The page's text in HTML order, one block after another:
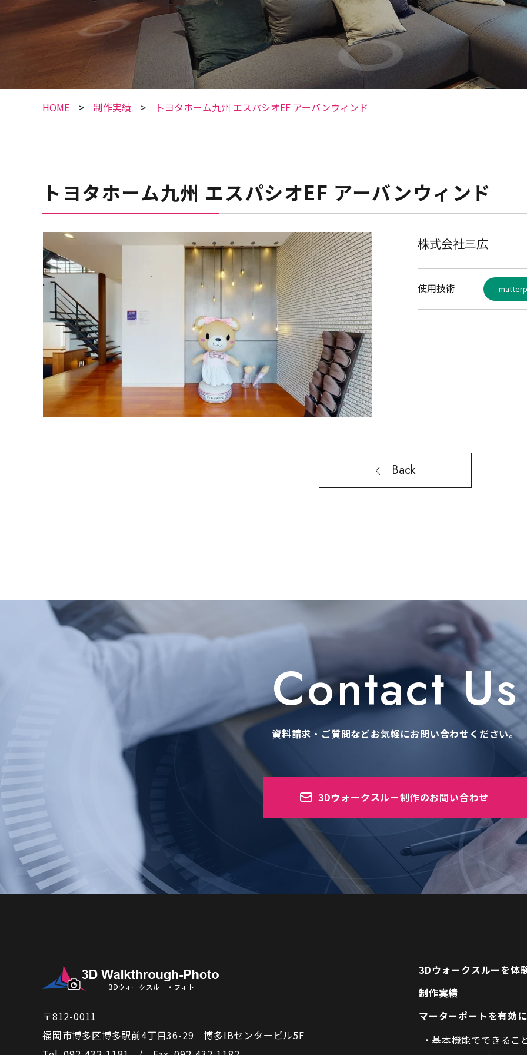
HOME 制作実績 トヨタホーム九州 エスパシオEF アーバンウィンド
トヨタホーム九州 エスパシオEF アーバンウィンド
株式会社三広
使用技術
Back
Contact Us
資料請求・ご質問などお気軽にお問い合わせください。
3Dウォークスルー制作のお問い合わせ
〒812-0011
福岡市博多区博多駅前4丁目36-29 博多IBセンタービル5F
3Dウォークスルーを体
制作実績
マーターポートを有効に
基本機能でできるこ